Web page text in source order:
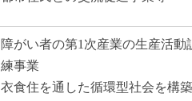
障がい者の第1次産業の生産活動
練事業
衣食住を通した循環型社会を構